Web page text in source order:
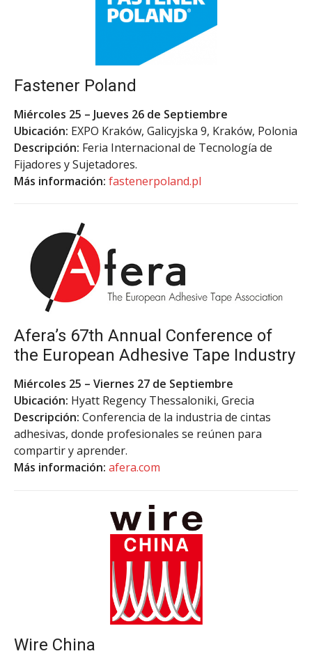
Fastener Poland
Miércoles 25 – Jueves 26 de Septiembre
Ubicación: EXPO Kraków, Galicyjska 9, Kraków, Polonia
Descripción: Feria Internacional de Tecnología de
Fijadores y Sujetadores.
Más información: fastenerpoland.pl
Afera’s 67th Annual Conference of
the European Adhesive Tape Industry
Miércoles 25 – Viernes 27 de Septiembre
Ubicación: Hyatt Regency Thessaloniki, Grecia
Descripción: Conferencia de la industria de cintas
adhesivas, donde profesionales se reúnen para
compartir y aprender.
Más información: afera.com
Wire China